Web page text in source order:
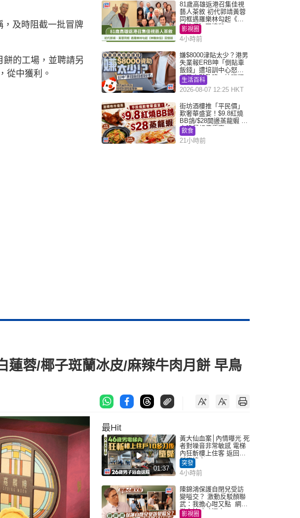
及時阻截一批冒牌
的工場，並聘請另
從中獲利。
81歲高雄返港召集佳視
藝人茶敘 初代郭靖黃蓉
同框遇羅樂林勾起《神
鵰俠侶》回憶殺
影視圈
4小時前
嫌$8000津貼太少？港男
失業報ERB呻「倒貼車
飯錢」遭培訓中心怒轟
網民幽默教路：揀呢類
課程唔會蝕...
生活百科
2026-08-07 12:25 HKT
街坊酒樓推「平民價」
歎奢華盛宴！$9.8紅燒
BB鴿/$28開邊蒸龍蝦 3
大晚餐超值優惠
飲食
21小時前
蓮蓉/椰子斑蘭冰皮/麻辣牛肉月餅 早鳥
最Hit
01:37
黃大仙血案│內情曝光 死
者對噪音非常敏感 電梯
內狂斬樓上住客 返回住
所墮樓亡
突發
4小時前
陳錦鴻保護自閉兒受訪
變嗌交？ 激動反駁顏聯
武：我擔心咁又點 網民
批主持咄咄逼人
影視圈